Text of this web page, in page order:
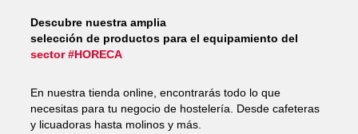
Descubre nuestra amplia
selección de productos para el equipamiento del
sector #HORECA
En nuestra tienda online, encontrarás todo lo que
necesitas para tu negocio de hostelería. Desde cafeteras
y licuadoras hasta molinos y más.